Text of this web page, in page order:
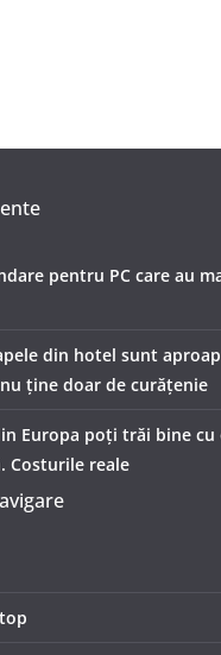
pentru PC care au
din hotel sunt
ține doar de curățenie
Europa poți trăi bine cu
Costurile reale